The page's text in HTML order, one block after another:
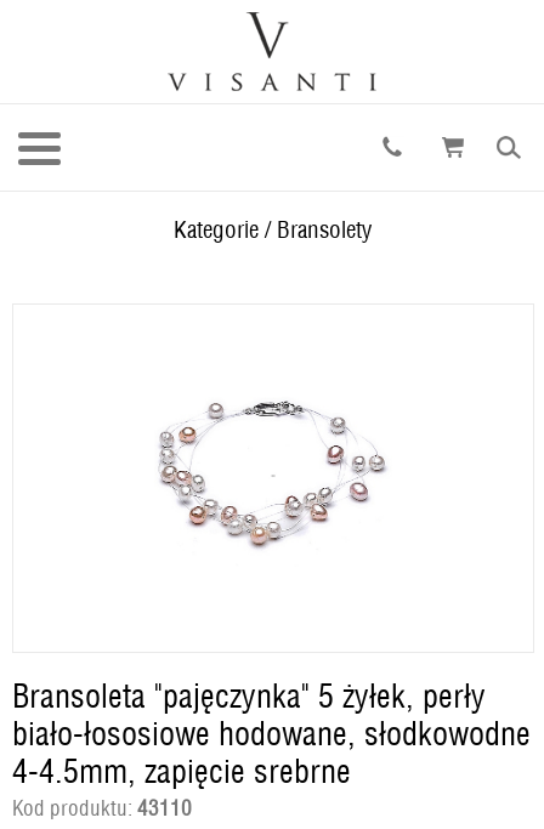
Kategorie/ Bransolety
Bransoleta "pajęczynka" 5 żyłek, perły
biało-łososiowe hodowane, słodkowodne
4-4.5mm, zapięcie srebrne
Kod produktu: 43110